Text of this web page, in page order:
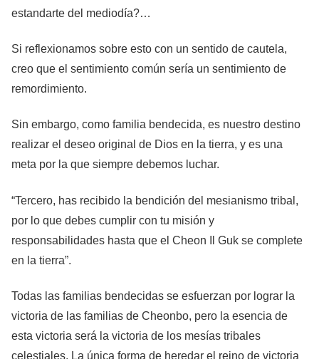
estandarte del mediodía?…
Si reflexionamos sobre esto con un sentido de cautela,
creo que el sentimiento común sería un sentimiento de
remordimiento.
Sin embargo, como familia bendecida, es nuestro destino
realizar el deseo original de Dios en la tierra, y es una
meta por la que siempre debemos luchar.
“Tercero, has recibido la bendición del mesianismo tribal,
por lo que debes cumplir con tu misión y
responsabilidades hasta que el Cheon Il Guk se complete
en la tierra”.
Todas las familias bendecidas se esfuerzan por lograr la
victoria de las familias de Cheonbo, pero la esencia de
esta victoria será la victoria de los mesías tribales
celestiales. La única forma de heredar el reino de victoria